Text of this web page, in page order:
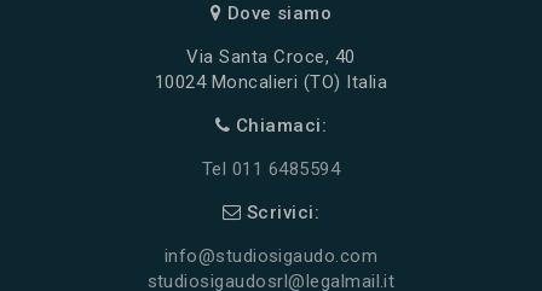
Dove siamo
Via Santa Croce, 40
10024 Moncalieri (TO) Italia
Chiamaci:
Tel 011 6485594
Scrivici:
info@studiosigaudo.com
studiosigaudosrl@legalmail.it